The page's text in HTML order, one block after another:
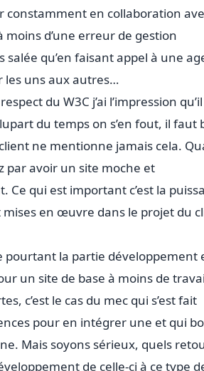
constamment en collaboration
d’une erreur de gestion
qu’en faisant appel à une
les uns aux autres…
du W3C j’ai l’impression
du temps on s’en fout, il faut
ne mentionne jamais cela.
par avoir un site moche et
qui est important c’est la
en œuvre dans le projet du
pourtant la partie développement
un site de base à moins de
c’est le cas du mec qui s’est fait
pour en intégrer une et qui
Mais soyons sérieux, quels
de celle-ci à ce type